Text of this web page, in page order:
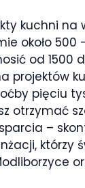
kuchni na
około 500 –
od 1500
projektów
pięciu
otrzymać
–
którzy